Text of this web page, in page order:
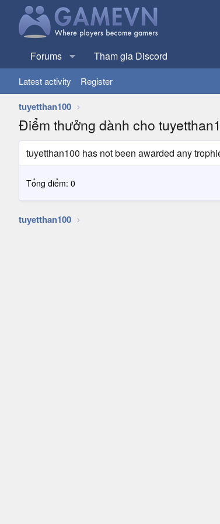
Forums Tham gia Discord
Latest activity Register
tuyetthan100
Điểm thưởng dành cho
tuyetthan100 has not been awarded any
Tổng điểm: 0
tuyetthan100